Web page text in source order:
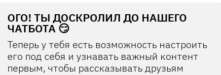
ОГО! ТЫ ДОСКРОЛИЛ ДО НАШЕГО
ЧАТБОТА 😏
Теперь у тебя есть возможность настроить
его под себя и узнавать важный контент
первым, чтобы рассказывать друзьям